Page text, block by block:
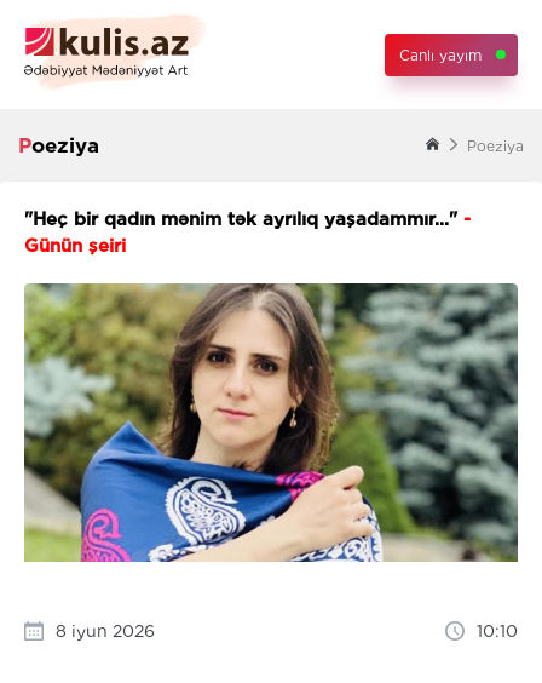
Canlı yayım
Poeziya Poeziya
"Heç bir qadın mənim tək ayrılıq yaşadammır..." -
Günün şeiri
8 iyun 2026 10:10